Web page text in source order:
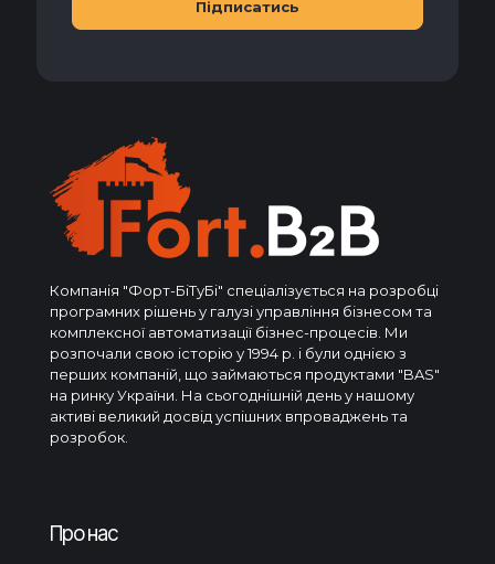
Компанія "Форт-БіТуБі" спеціалізується на розробці
програмних рішень у галузі управління бізнесом та
комплексної автоматизації бізнес-процесів. Ми
розпочали свою історію у 1994 р. і були однією з
перших компаній, що займаються продуктами "BAS"
на ринку України. На сьогоднішній день у нашому
активі великий досвід успішних впроваджень та
розробок.
Про нас